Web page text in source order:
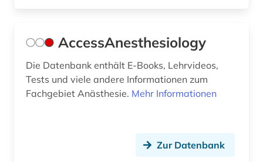
briefsammlung (2)
buchbestand (1)
bundesanstalt für arbeitsschutz und
AccessAnesthesiology
Die Datenbank enthält E-Books, Lehrvideos,
Tests und viele andere Informationen zum
Fachgebiet Anästhesie. Mehr Informationen
Zur Datenbank